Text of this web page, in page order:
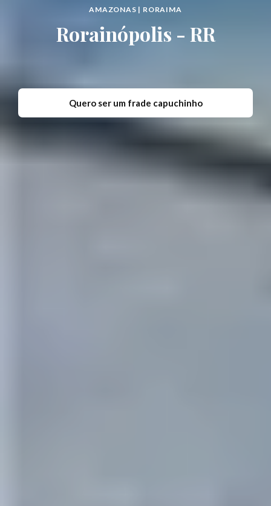
AMAZONAS | RORAIMA
Rorainópolis - RR
Quero ser um frade capuchinho